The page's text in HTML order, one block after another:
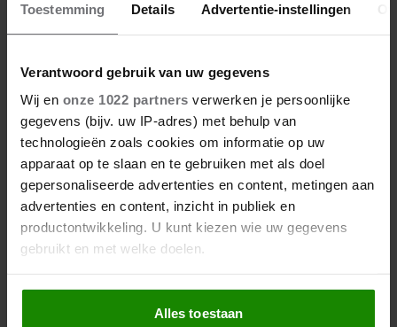
Toestemming Details Advertentie-instellingen
Verantwoord gebruik van uw gegevens
Wij en onze 1022 partners verwerken je persoonlijke
gegevens (bijv. uw IP-adres) met behulp van
technologieën zoals cookies om informatie op uw
apparaat op te slaan en te gebruiken met als doel
gepersonaliseerde advertenties en content, metingen aan
advertenties en content, inzicht in publiek en
productontwikkeling. U kunt kiezen wie uw gegevens
gebruikt en met welke doelen.
Als u het toestaat, willen we ook graag:
Informatie verzamelen over uw geografische
Alles toestaan